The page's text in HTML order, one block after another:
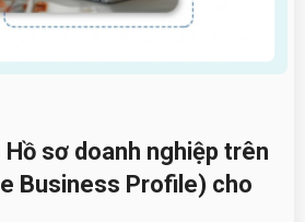
sơ doanh nghiệp trên
Business Profile) cho